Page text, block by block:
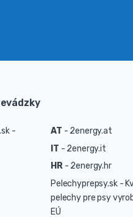
-
AT - 2energy.at
IT - 2energy.it
HR- 2energy.hr
Pelechyprepsy.sk -
pelechy pre psy
EÚ